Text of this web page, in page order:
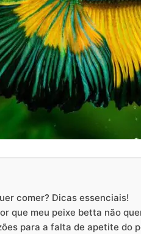
comer? Dicas essenciais!
que meu peixe betta não
para a falta de apetite do